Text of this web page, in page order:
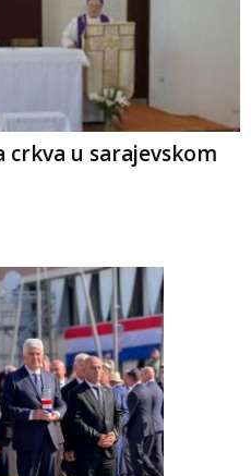
u sarajevskom